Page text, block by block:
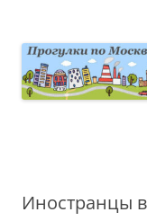
Иностранцы